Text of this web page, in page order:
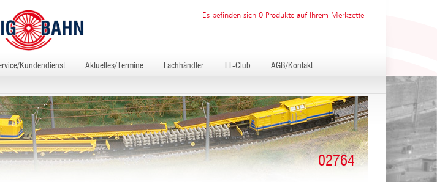
Es befinden sich 0 Produkte auf Ihrem Merkzettel
Kundendienst Aktuelles/Termine Fachhändler TT-Club AGB/Kontakt
02764